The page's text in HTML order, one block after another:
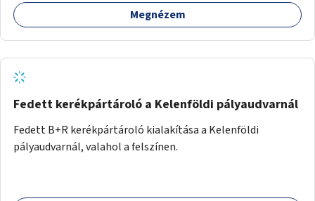
Megnézem
Fedett kerékpártároló a Kelenföldi pályaudvarnál
Fedett B+R kerékpártároló kialakítása a Kelenföldi
pályaudvarnál, valahol a felszínen.